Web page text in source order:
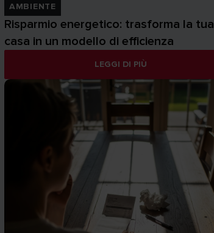
AMBIENTE
Risparmio energetico: trasforma la tua
casa in un modello di efficienza
LEGGI DI PIÙ